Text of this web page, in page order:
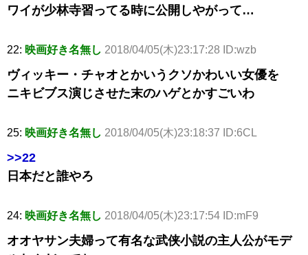
ワイが少林寺習ってる時に公開しやがって…
22: 映画好き名無し 2018/04/05(木)23:17:28 ID:wzb
ヴィッキー・チャオとかいうクソかわいい女優を
ニキビブス演じさせた末のハゲとかすごいわ
25: 映画好き名無し 2018/04/05(木)23:18:37 ID:6CL
>>22
日本だと誰やろ
24: 映画好き名無し 2018/04/05(木)23:17:54 ID:mF9
オオヤサン夫婦って有名な武侠小説の主人公がモデ